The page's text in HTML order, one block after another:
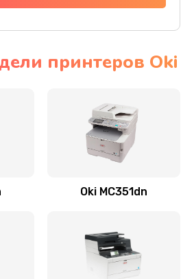
принтеров Oki
Oki MC351dn